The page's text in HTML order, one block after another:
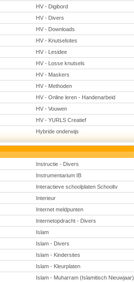
HV - Digibord
HV - Divers
HV - Downloads
HV - Knutselsites
HV - Lesidee
HV - Losse knutsels
HV - Maskers
HV - Methoden
HV - Online leren - Handenarbeid
HV - Vouwen
HV - YURLS Creatief
Hybride onderwijs
Instructie - Divers
Instrumentarium IB
Interactieve schoolplaten Schooltv
Interieur
Internet meldpunten
Internetopdracht - Divers
Islam
Islam - Divers
Islam - Kindersites
Islam - Kleurplaten
Islam - Muharram (Islamitisch Nieuwjaar)